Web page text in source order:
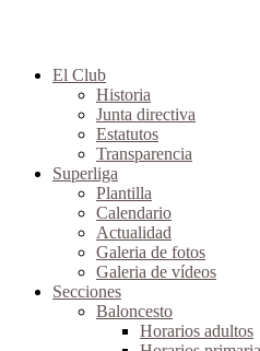
El Club
Historia
Junta directiva
Estatutos
Transparencia
Superliga
Plantilla
Calendario
Actualidad
Galeria de fotos
Galeria de vídeos
Secciones
Baloncesto
Horarios adultos